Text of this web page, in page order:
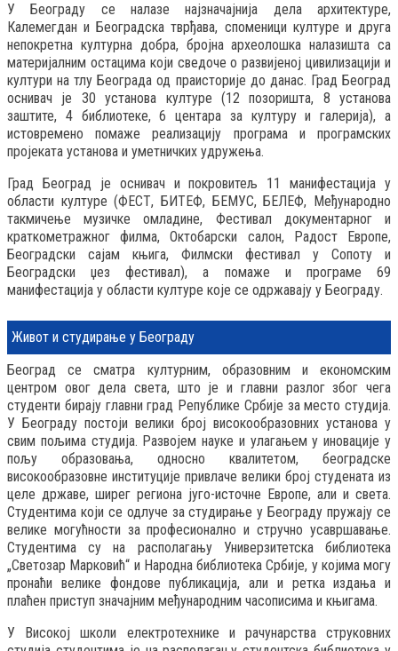
У Београду се налазе најзначајнија дела архитектуре,
Калемегдан и Београдска тврђава, споменици културе и друга
непокретна културна добра, бројна археолошка налазишта са
материјалним остацима који сведоче о развијеној цивилизацији и
култури на тлу Београда од праисторије до данас. Град Београд
оснивач је 30 установа културе (12 позоришта, 8 установа
заштите, 4 библиотеке, 6 центара за културу и галерија), а
истовремено помаже реализацију програма и програмских
пројеката установа и уметничких удружења.
Град Београд је оснивач и покровитељ 11 манифестација у
области културе (ФЕСТ, БИТЕФ, БЕМУС, БЕЛЕФ, Међународно
такмичење музичке омладине, Фестивал документарног и
краткометражног филма, Октобарски салон, Радост Европе,
Београдски сајам књига, Филмски фестивал у Сопоту и
Београдски џез фестивал), а помаже и програме 69
манифестација у области културе које се одржавају у Београду.
Живот и студирање у Београду
Београд се сматра културним, образовним и економским
центром овог дела света, што је и главни разлог због чега
студенти бирају главни град Републике Србије за место студија.
У Београду постоји велики број високообразовних установа у
свим пољима студија. Развојем науке и улагањем у иновације у
пољу образовања, односно квалитетом, београдске
високообразовне институције привлаче велики број студената из
целе државе, ширег региона југо-источне Европе, али и света.
Студентима који се одлуче за студирање у Београду пружају се
велике могућности за професионално и стручно усавршавање.
Студентима су на располагању Универзитетска библиотека
„Светозар Марковић“ и Народна библиотека Србије, у којима могу
пронаћи велике фондове публикација, али и ретка издања и
плаћен приступ значајним међународним часописима и књигама.
У Високој школи електротехнике и рачунарства струковних